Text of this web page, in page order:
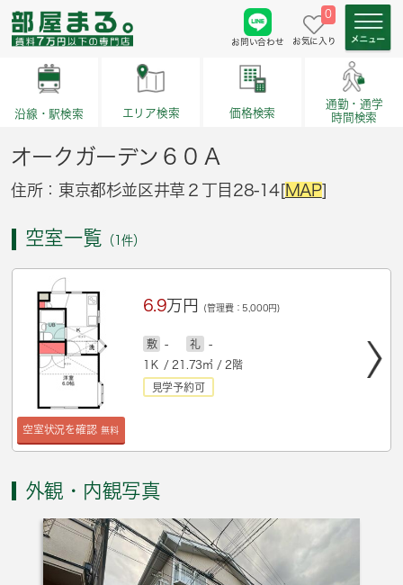
お問い合わせ
0
お気に入り
沿線・駅検索 エリア検索 価格検索
通勤・通学
時間検索
オークガーデン６０Ａ
住所：東京都杉並区井草２丁目28-14[MAP]
空室一覧 （1件）
空室状況を確認 無料
6.9万円 (管理費：5,000円)
敷 - 礼
-
1Ｋ / 21.73㎡ / 2階
見学予約可
外観・内観写真